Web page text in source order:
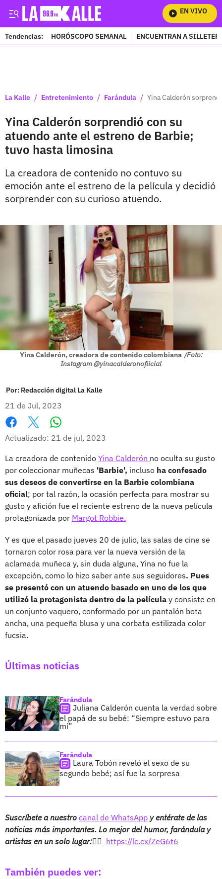
EN VIVO
Tendencias: HORÓSCOPO SEMANAL ENCUENTRAN A
La Kalle / Entretenimiento / Farándula / Yina Calderón
Yina Calderón sorprendió con su
atuendo ante el estreno de Barbie;
tuvo hasta limosina
La creadora de contenido no contuvo su
emoción ante el estreno de la película y decidió
sorprender con su curioso atuendo.
Yina Calderón, creadora de contenido colombiana /Foto:
Instagram @yinacalderonofiicial
Por: Redacción digital La Kalle
21 de Jul, 2023
Facebook
X
Actualizado: 21 de jul, 2023
La creadora de contenido Yina Calderón no oculta su gusto
por coleccionar muñecas 'Barbie', incluso ha confesado
sus deseos de convertirse en la Barbie colombiana
oficial; por tal razón, la ocasión perfecta para mostrar su
gusto y afición fue el reciente estreno de la nueva película
protagonizada por Margot Robbie.
Y es que el pasado jueves 20 de julio, las salas de cine se
tornaron color rosa para ver la nueva versión de la
aclamada muñeca y, sin duda alguna, Yina no fue la
excepción, como lo hizo saber ante sus seguidores. Pues
se presentó con un atuendo basado en uno de los que
utilizó la protagonista dentro de la película y consiste en
un conjunto vaquero, conformado por un pantalón bota
ancha, una pequeña blusa y una corbata estilizada color
fucsia.
Últimas noticias
Farándula
Juliana Calderón cuenta la verdad sobre
el papá de su bebé: “Siempre estuvo para
mí”
Farándula
Laura Tobón reveló el sexo de su
segundo bebé; así fue la sorpresa
Suscríbete a nuestro canal de WhatsApp y entérate de las
noticias más importantes. Lo mejor del humor, farándula y
artistas en un solo lugar:👉🏻 https://lc.cx/ZeG6t6
También puedes ver: